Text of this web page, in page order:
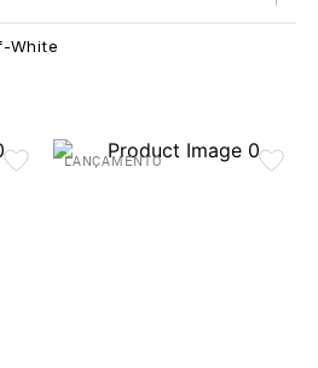
White
LANÇAMENTO